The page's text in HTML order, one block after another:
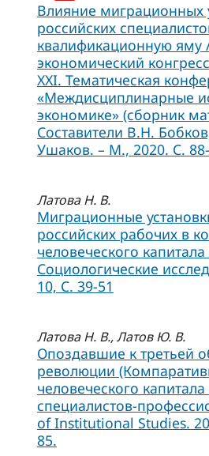
Влияние миграционных
российских
квалификационную яму
экономический
XXI. Тематическая
«Междисциплинарные
экономике» (сборник
Составители В.Н.
Ушаков. – М., 2020. С.
Латова Н. В.
Миграционные
российских рабочих в
человеческого
Социологические
10, C. 39-51
Латова Н. В., Латов Ю. В.
Опоздавшие к третьей
революции
человеческого
специалистов-
of Institutional Studies.
85.